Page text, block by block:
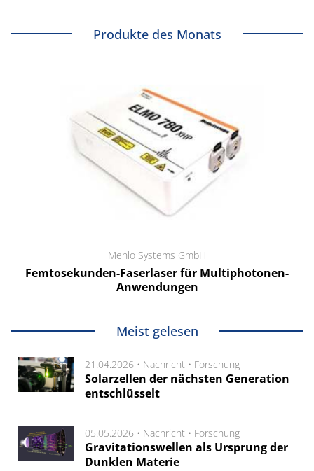
Produkte des Monats
Menlo Systems GmbH
Femtosekunden-Faserlaser für Multiphotonen-
Anwendungen
Meist gelesen
21.04.2026 • Nachricht • Forschung
Solarzellen der nächsten Generation
entschlüsselt
05.05.2026 • Nachricht • Forschung
Gravitationswellen als Ursprung der
Dunklen Materie